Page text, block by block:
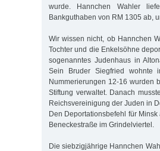
wurde. Hannchen Wahler
Bankguthaben von RM 1305 ab,
Wir wissen nicht, ob Hannchen
Tochter und die Enkelsöhne
sogenanntes Judenhaus in
Sein Bruder Siegfried
Nummerierungen 12-16 wurden
Stiftung verwaltet. Danach
Reichsvereinigung der Juden in
Den Deportationsbefehl für
Beneckestraße im Grindelviertel.
Die siebzigjährige Hannchen